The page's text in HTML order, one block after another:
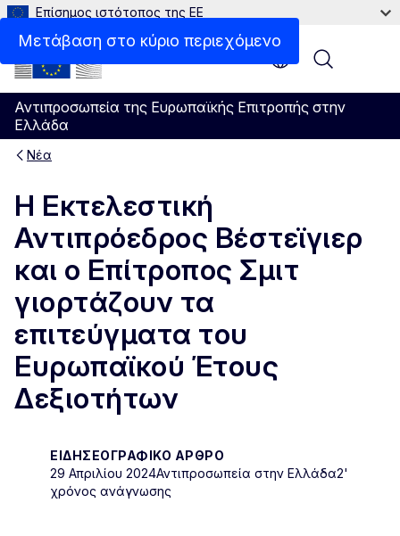
Μετάβαση στο κύριο περιεχόμενο
Επίσημος ιστότοπος της ΕΕ
Αντιπροσωπεία της Ευρωπαϊκής Επιτροπής στην
Ελλάδα
Menu
Νέα
Η Εκτελεστική
Αντιπρόεδρος Βέστεϊγιερ
και ο Επίτροπος Σμιτ
γιορτάζουν τα
επιτεύγματα του
Ευρωπαϊκού Έτους
Δεξιοτήτων
ΕΙΔΗΣΕΟΓΡΑΦΙΚΌ ΆΡΘΡΟ
29 Απριλίου 2024Αντιπροσωπεία στην Ελλάδα2'
χρόνος ανάγνωσης